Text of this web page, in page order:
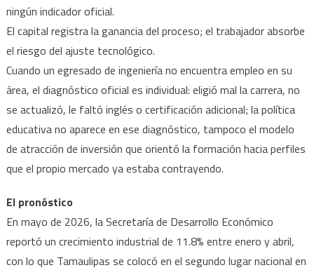
ningún indicador oficial.
El capital registra la ganancia del proceso; el trabajador absorbe
el riesgo del ajuste tecnológico.
Cuando un egresado de ingeniería no encuentra empleo en su
área, el diagnóstico oficial es individual: eligió mal la carrera, no
se actualizó, le faltó inglés o certificación adicional; la política
educativa no aparece en ese diagnóstico, tampoco el modelo
de atracción de inversión que orientó la formación hacia perfiles
que el propio mercado ya estaba contrayendo.
El pronóstico
En mayo de 2026, la Secretaría de Desarrollo Económico
reportó un crecimiento industrial de 11.8% entre enero y abril,
con lo que Tamaulipas se colocó en el segundo lugar nacional en